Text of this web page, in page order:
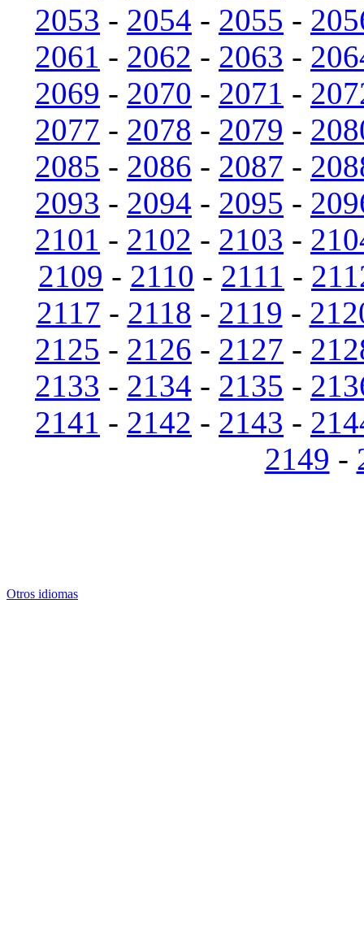
2053 - 2054 - 2055 -
2061 - 2062 - 2063 -
2069 - 2070 - 2071 -
2077 - 2078 - 2079 -
2085 - 2086 - 2087 -
2093 - 2094 - 2095 -
2101 - 2102 - 2103 -
2109 - 2110 - 2111 -
2117 - 2118 - 2119 -
2125 - 2126 - 2127 -
2133 - 2134 - 2135 -
2141 - 2142 - 2143 -
2149 -
Otros idiomas